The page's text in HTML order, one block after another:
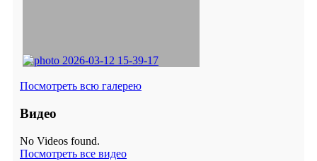
Посмотреть всю галерею
Видео
No Videos found.
Посмотреть все видео